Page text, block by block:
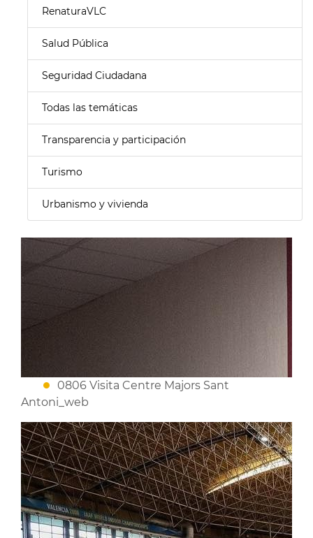
RenaturaVLC
Salud Pública
Seguridad Ciudadana
Todas las temáticas
Transparencia y participación
Turismo
Urbanismo y vivienda
0806 Visita Centre Majors Sant
Antoni_web